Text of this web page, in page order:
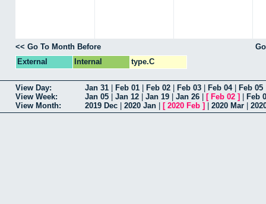
<< Go To Month Before
External
Internal type.C
View Day: Jan 31 Feb 01 Feb 02 Feb 03 Feb 04| Feb 05
View Week:
Jan 05 Jan 12 Jan 19 Jan 26 [ Feb 02 ]
Feb
View Month:
2019 Dec 2020 Jan [ 2020 Feb ] 2020 Mar